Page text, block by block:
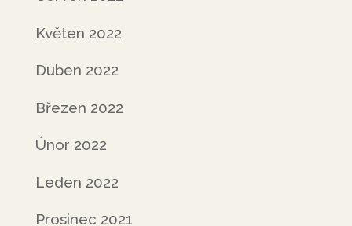
Květen 2022
Duben 2022
Březen 2022
Únor 2022
Leden 2022
Prosinec 2021